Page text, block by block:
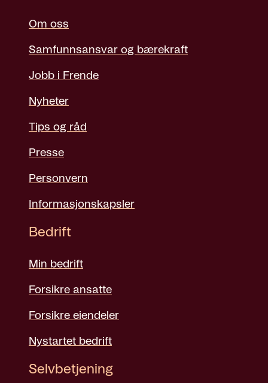
Om oss
Samfunnsansvar og bærekraft
Jobb i Frende
Nyheter
Tips og råd
Presse
Personvern
Informasjonskapsler
Bedrift
Min bedrift
Forsikre ansatte
Forsikre eiendeler
Nystartet bedrift
Selvbetjening